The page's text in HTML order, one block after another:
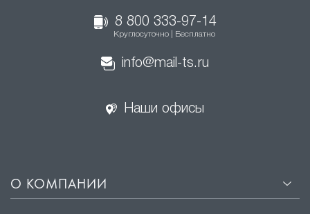
8 800 333-97-14
Круглосуточно | Бесплатно
info@mail-ts.ru
Наши офисы
О КОМПАНИИ